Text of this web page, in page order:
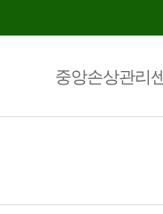
중앙손상관리